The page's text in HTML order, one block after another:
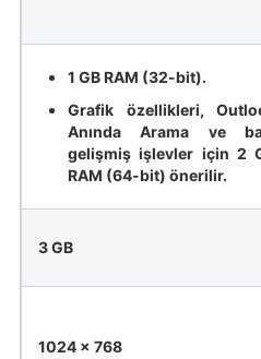
1 GB RAM (32-bit).
Grafik özellikleri,
Anında Arama ve
gelişmiş işlevler için 2
RAM (64-bit) önerilir.
3 GB
1024 x 768